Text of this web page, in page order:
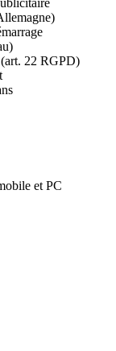
22 RGPD)
et PC